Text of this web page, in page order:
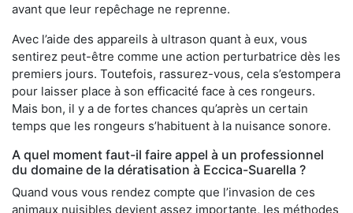
avant que leur repêchage ne reprenne.
Avec l’aide des appareils à ultrason quant à eux, vous
sentirez peut-être comme une action perturbatrice dès les
premiers jours. Toutefois, rassurez-vous, cela s’estompera
pour laisser place à son efficacité face à ces rongeurs.
Mais bon, il y a de fortes chances qu’après un certain
temps que les rongeurs s’habituent à la nuisance sonore.
A quel moment faut-il faire appel à un professionnel
du domaine de la dératisation à Eccica-Suarella ?
Quand vous vous rendez compte que l’invasion de ces
animaux nuisibles devient assez importante, les méthodes